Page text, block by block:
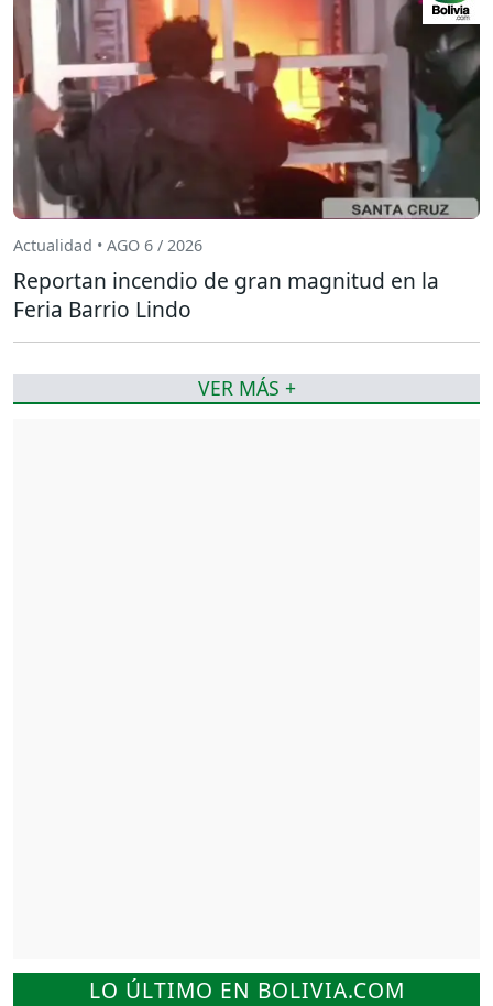
LO ÚLTIMO EN BOLIVIA.COM
Actualidad • AGO 6 / 2026
Reportan incendio de gran magnitud en la
Feria Barrio Lindo
VER MÁS +